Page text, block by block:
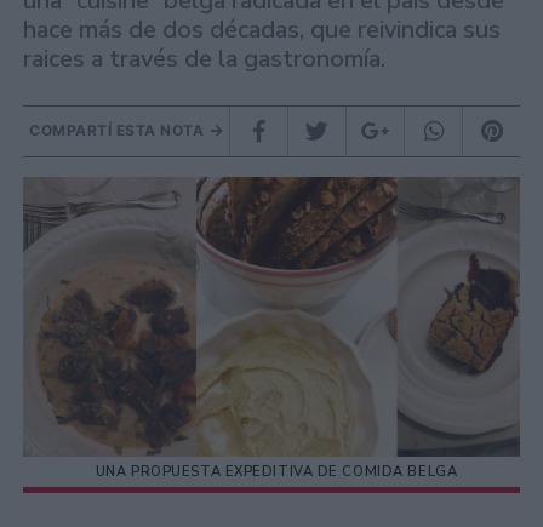
hace más de dos décadas, que reivindica sus
raices a través de la gastronomía.
COMPARTÍ ESTA NOTA
UNA PROPUESTA EXPEDITIVA DE COMIDA BELGA